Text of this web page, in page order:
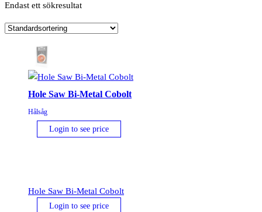
Endast ett sökresultat
Hole Saw Bi-Metal Cobolt
Hålsåg
Login to see price
Hole Saw Bi-Metal Cobolt
Login to see price